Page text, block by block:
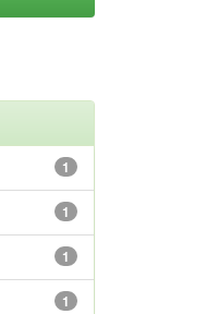
1
1
1
1